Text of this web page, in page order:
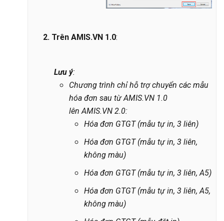
2. Trên AMIS.VN 1.0:
Lưu ý:
Chương trình chỉ hỗ trợ chuyển các mẫu
hóa đơn sau từ AMIS.VN 1.0
lên AMIS.VN 2.0:
Hóa đơn GTGT (mẫu tự in, 3 liên)
Hóa đơn GTGT (mẫu tự in, 3 liên,
không màu)
Hóa đơn GTGT (mẫu tự in, 3 liên, A5)
Hóa đơn GTGT (mẫu tự in, 3 liên, A5,
không màu)